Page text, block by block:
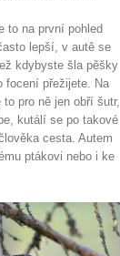
to na první pohled
lepší, v autě se
kdybyste šla pěšky
focení přežijete. Na
pro ně jen obří šutr,
kutálí se po takové
cesta. Autem
ptákovi nebo i ke